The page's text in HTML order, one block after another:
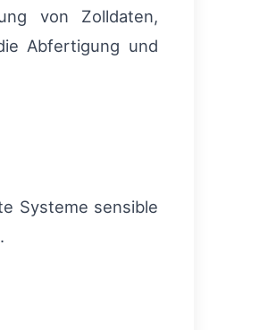
von Zolldaten,
Abfertigung und
Systeme sensible